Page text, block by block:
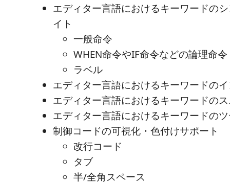
エディター言語におけるキーワードの
イト
一般命令
WHEN命令やIF命令などの論理命令
ラベル
エディター言語におけるキーワードの
エディター言語におけるキーワードの
エディター言語におけるキーワードの
制御コードの可視化・色付けサポート
改行コード
タブ
半/全角スペース